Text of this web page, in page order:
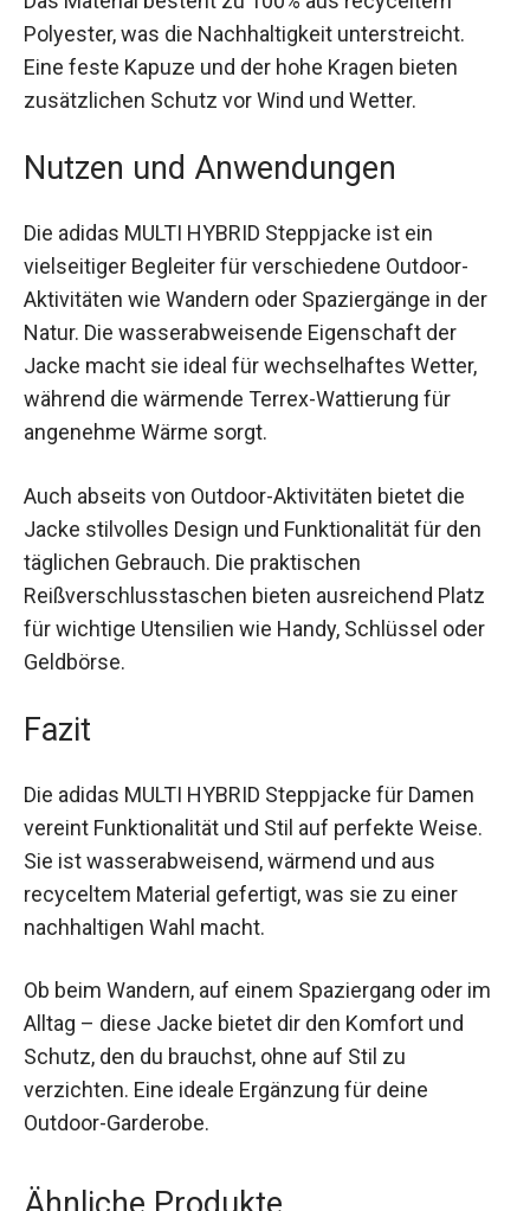
Das Material besteht zu 100% aus recyceltem
Polyester, was die Nachhaltigkeit unterstreicht.
Eine feste Kapuze und der hohe Kragen bieten
zusätzlichen Schutz vor Wind und Wetter.
Nutzen und Anwendungen
Die adidas MULTI HYBRID Steppjacke ist ein
vielseitiger Begleiter für verschiedene Outdoor-
Aktivitäten wie Wandern oder Spaziergänge in der
Natur. Die wasserabweisende Eigenschaft der
Jacke macht sie ideal für wechselhaftes Wetter,
während die wärmende Terrex-Wattierung für
angenehme Wärme sorgt.
Auch abseits von Outdoor-Aktivitäten bietet die
Jacke stilvolles Design und Funktionalität für den
täglichen Gebrauch. Die praktischen
Reißverschlusstaschen bieten ausreichend Platz
für wichtige Utensilien wie Handy, Schlüssel oder
Geldbörse.
Fazit
Die adidas MULTI HYBRID Steppjacke für Damen
vereint Funktionalität und Stil auf perfekte Weise.
Sie ist wasserabweisend, wärmend und aus
recyceltem Material gefertigt, was sie zu einer
nachhaltigen Wahl macht.
Ob beim Wandern, auf einem Spaziergang oder
im Alltag – diese Jacke bietet dir den Komfort
und Schutz, den du brauchst, ohne auf Stil zu
verzichten. Eine ideale Ergänzung für deine
Outdoor-Garderobe.